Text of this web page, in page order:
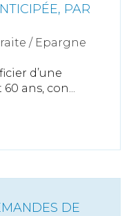
PAR
/ Epargne
d’une
ans, con...
DE